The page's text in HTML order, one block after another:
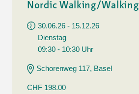
Nordic Walking/Walking
30.06.26 - 15.12.26
Dienstag
09:30 - 10:30 Uhr
Schorenweg 117, Basel
CHF 198.00